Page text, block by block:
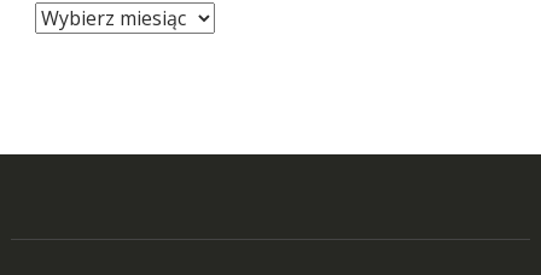
Archiwum
postów